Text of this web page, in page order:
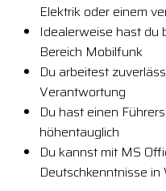
Elektrik oder einem
Idealerweise hast du
Bereich Mobilfunk
Du arbeitest
Verantwortung
Du hast einen
höhentauglich
Du kannst mit MS
Deutschkenntnisse